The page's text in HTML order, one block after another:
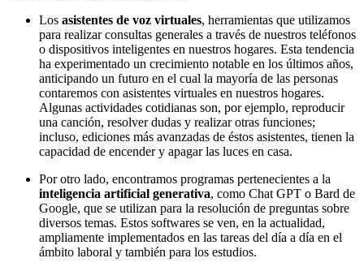
Los asistentes de voz virtuales, herramientas que utilizamos
para realizar consultas generales a través de nuestros teléfonos
o dispositivos inteligentes en nuestros hogares. Esta tendencia
ha experimentado un crecimiento notable en los últimos años,
anticipando un futuro en el cual la mayoría de las personas
contaremos con asistentes virtuales en nuestros hogares.
Algunas actividades cotidianas son, por ejemplo, reproducir
una canción, resolver dudas y realizar otras funciones;
incluso, ediciones más avanzadas de éstos asistentes, tienen la
capacidad de encender y apagar las luces en casa.
Por otro lado, encontramos programas pertenecientes a la
inteligencia artificial generativa, como Chat GPT o Bard de
Google, que se utilizan para la resolución de preguntas sobre
diversos temas. Estos softwares se ven, en la actualidad,
ampliamente implementados en las tareas del día a día en el
ámbito laboral y también para los estudios.